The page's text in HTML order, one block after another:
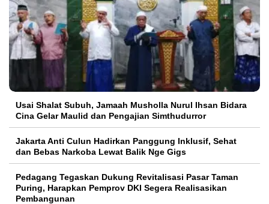
Usai Shalat Subuh, Jamaah Musholla Nurul Ihsan Bidara
Cina Gelar Maulid dan Pengajian Simthudurror
Jakarta Anti Culun Hadirkan Panggung Inklusif, Sehat
dan Bebas Narkoba Lewat Balik Nge Gigs
Pedagang Tegaskan Dukung Revitalisasi Pasar Taman
Puring, Harapkan Pemprov DKI Segera Realisasikan
Pembangunan